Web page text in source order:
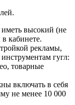
высокий (не
кабинете.
рекламы,
гугл:
товарные
включать в себя
не менее 10 000